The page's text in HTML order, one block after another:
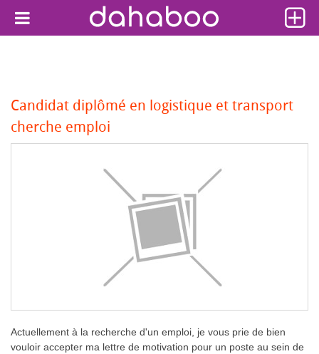
Candidat diplômé en logistique et transport
cherche emploi
Actuellement à la recherche d'un emploi, je vous prie de bien
vouloir accepter ma lettre de motivation pour un poste au sein de